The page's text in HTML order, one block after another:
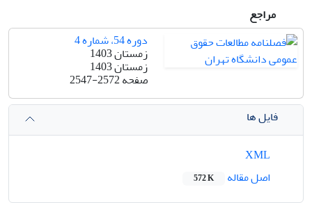
مراجع
دوره 54، شماره 4
زمستان 1403
زمستان 1403
صفحه2547-2572
فایل ها
اصل مقاله
572 K